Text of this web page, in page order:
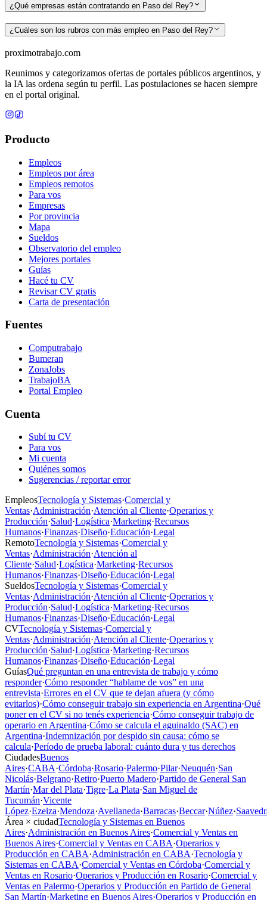
¿Qué empresas están contratando en Paso del Rey?
¿Cuáles son los rubros con más empleo en Paso del Rey?
proximotrabajo.com
Reunimos y categorizamos ofertas de portales públicos argentinos, y
la IA las ordena según tu perfil. Las postulaciones se hacen siempre
en el portal original.
Producto
Empleos
Empleos por área
Empleos remotos
Para vos
Empresas
Por provincia
Mapa
Sueldos
Observatorio del empleo
Mejores portales
Guías
Hacé tu CV
Revisar CV gratis
Carta de presentación
Fuentes
Computrabajo
Bumeran
ZonaJobs
TrabajoBA
Portal Empleo
Cuenta
Subí tu CV
Para vos
Mi cuenta
Quiénes somos
Sugerencias / reportar error
EmpleosTecnología y Sistemas·Comercial y
Ventas·Administración·Atención al Cliente·Operarios y
Producción·Salud·Logística·Marketing·Recursos
Humanos·Finanzas·Diseño·Educación·Legal
RemotoTecnología y Sistemas·Comercial y
Ventas·Administración·Atención al
Cliente·Salud·Logística·Marketing·Recursos
Humanos·Finanzas·Diseño·Educación·Legal
SueldosTecnología y Sistemas·Comercial y
Ventas·Administración·Atención al Cliente·Operarios y
Producción·Salud·Logística·Marketing·Recursos
Humanos·Finanzas·Diseño·Educación·Legal
CVTecnología y Sistemas·Comercial y
Ventas·Administración·Atención al Cliente·Operarios y
Producción·Salud·Logística·Marketing·Recursos
Humanos·Finanzas·Diseño·Educación·Legal
GuíasQué preguntan en una entrevista de trabajo y cómo
responder·Cómo responder “hablame de vos” en una
entrevista·Errores en el CV que te dejan afuera (y cómo
evitarlos)·Cómo conseguir trabajo sin experiencia en Argentina·Qué
poner en el CV si no tenés experiencia·Cómo conseguir trabajo de
operario en Argentina·Cómo se calcula el aguinaldo (SAC) en
Argentina·Indemnización por despido sin causa: cómo se
calcula·Período de prueba laboral: cuánto dura y tus derechos
CiudadesBuenos
Aires·CABA·Córdoba·Rosario·Palermo·Pilar·Neuquén·San
Nicolás·Belgrano·Retiro·Puerto Madero·Partido de General San
Martín·Mar del Plata·Tigre·La Plata·San Miguel de
Tucumán·Vicente
López·Ezeiza·Mendoza·Avellaneda·Barracas·Beccar·Núñez·
Área × ciudadTecnología y Sistemas en Buenos
Aires·Administración en Buenos Aires·Comercial y Ventas en
Buenos Aires·Comercial y Ventas en CABA·Operarios y
Producción en CABA·Administración en CABA·Tecnología y
Sistemas en CABA·Comercial y Ventas en Córdoba·Comercial y
Ventas en Rosario·Operarios y Producción en Rosario·Comercial y
Ventas en Palermo·Operarios y Producción en Partido de General
San Martín·Marketing en Buenos Aires·Operarios y Producción en